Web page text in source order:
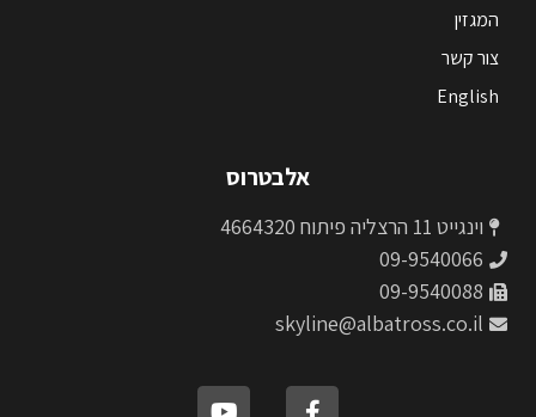
המגזין
צור קשר
English
אלבטרוס
וינגייט 11 הרצליה פיתוח 4664320
09-9540066
09-9540088
skyline@albatross.co.il